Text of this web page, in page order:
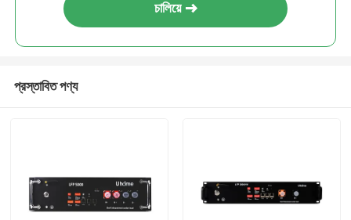
চালিয়ে
প্রস্তাবিত পণ্য